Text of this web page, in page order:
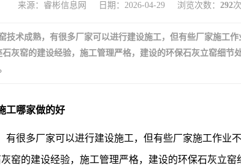
来源：睿彬信息网 日期：2026-04-29 浏览次数：292次
技术成熟，有很多厂家可以进行建设施工，但有些厂家施工
灰窑的建设经验，施工管理严格，建设的环保石灰立窑细节
工哪家做的好
有很多厂家可以进行建设施工，但有些厂家施工作业
窑的建设经验，施工管理严格，建设的环保石灰立